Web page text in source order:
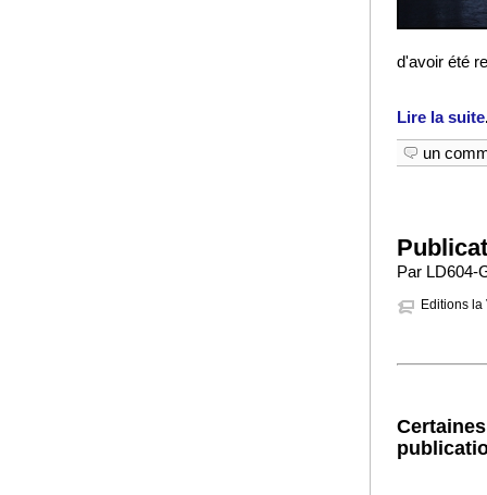
d'avoir été
Lire la suite
un
Par LD604-
Editions la